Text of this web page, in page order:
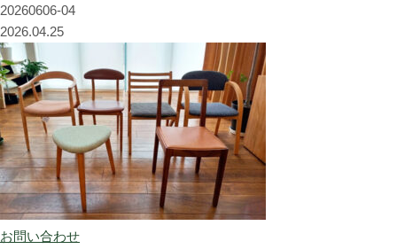
20260606-04
2026.04.25
お問い合わせ